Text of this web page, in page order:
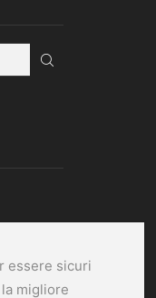
essere sicuri
migliore